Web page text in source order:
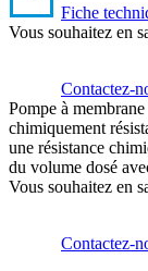
Fiche
Vous souhaitez en
Contactez-
Pompe à
chimiquement
une résistance
du volume dosé
Vous souhaitez en
Contactez-